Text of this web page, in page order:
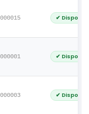
✔
✔
✔